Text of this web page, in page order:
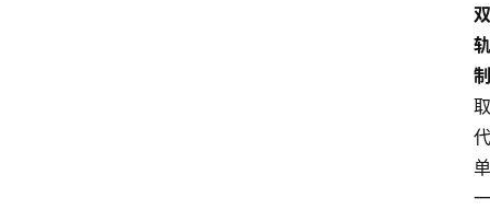
双
轨
制
取
代
单
一